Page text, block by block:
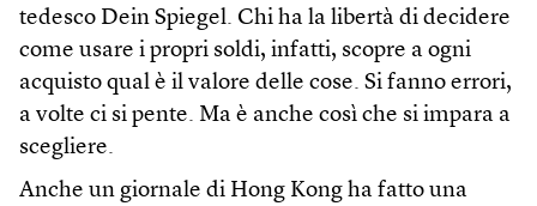
tedesco Dein Spiegel. Chi ha la libertà di decidere
come usare i propri soldi, infatti, scopre a ogni
acquisto qual è il valore delle cose. Si fanno errori,
a volte ci si pente. Ma è anche così che si impara a
scegliere.
Anche un giornale di Hong Kong ha fatto una